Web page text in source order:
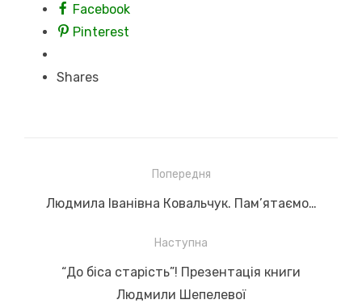
Facebook
Pinterest
Shares
записів
Попередня
Previous
Людмила Іванівна Ковальчук. Пам’ятаємо…
Наступна
“До біса старість”! Презентація книги
Людмили Шепелевої